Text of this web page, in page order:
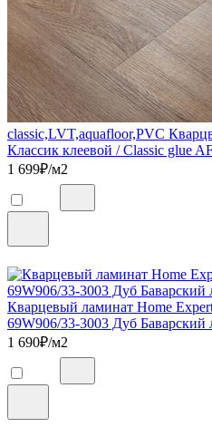
classic,LVT,aquafloor,PVC
Классик клеевой / Classic glue
1 699₽/м2
Кварцевый ламинат Home
69W906/33-3003 Дуб Баварский
1 690₽/м2